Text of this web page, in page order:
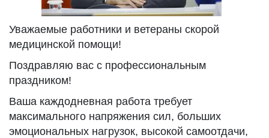
Уважаемые работники и ветераны скорой
медицинской помощи!
Поздравляю вас с профессиональным
праздником!
Ваша каждодневная работа требует
максимального напряжения сил, больших
эмоциональных нагрузок, высокой самоотдачи,